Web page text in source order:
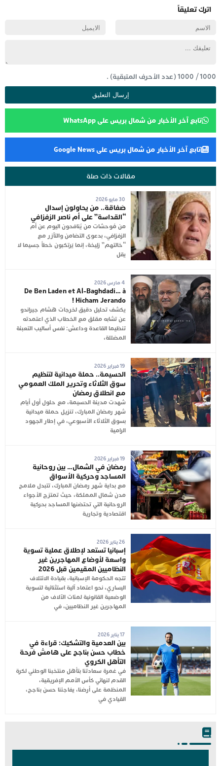
اترك تعليقاً
1000
/
1000(عدد الأحرف المتبقية) .
تابع آخر الأخبار من شمال بريس على WhatsApp
تابع آخر الأخبار من شمال بريس على Google News
مقالات ذات صلة
30 مايو 2026
صَفاقة.. من يحاولون إسدال
“القداسة” على أم ناصر الزفزافي
من مُوحشات من يُنافحون اليوم عن أم
الزفزافي، بدعوى التضامن والتآزر مع
“خالتهم” زليخة، إنما يَرتكبون خطأ جسيما لا
يقل
4 مارس 2026
De Ben Laden et Al-Baghdadi… à
Hicham Jerando !
يكشف تحليل دقيق لخرجات هشام جيراندو
عن تشابه مقلق مع الخطاب الذي اعتمدته
تنظيما القاعدة وداعش: نفس أساليب التعبئة
المضللة،
19 فبراير 2026
الحسيمة.. حملة ميدانية لتنظيم
سوق الثلاثاء وتحرير الملك العمومي
مع انطلاق رمضان
شهدت مدينة الحسيمة، مع حلول أول أيام
شهر رمضان المبارك، تنزيل حملة ميدانية
بسوق الثلاثاء الأسبوعي، في إطار الجهود
الرامية
19 فبراير 2026
رمضان في الشمال… بين روحانية
المساجد وحركية الأسواق
مع بداية شهر رمضان المبارك، تتبدل ملامح
مدن شمال المملكة، حيث تمتزج الأجواء
الروحانية التي تحتضنها المساجد بحركية
اقتصادية وتجارية
26 يناير 2026
إسبانيا تستعد لإطلاق عملية تسوية
واسعة لأوضاع المهاجرين غير
النظاميين المقيمين قبل 2026
تتجه الحكومة الإسبانية، بقيادة الائتلاف
اليساري، نحو اعتماد آلية استثنائية لتسوية
الوضعية القانونية لمئات الآلاف من
المهاجرين غير النظاميين، في
17 يناير 2026
بين العدمية والتشكيك: قراءة في
خطاب حسن بناجح على هامش فرحة
التأهل الكروي
في غمرة سعادتنا بتأهل منتخبنا الوطني لكرة
القدم لنهائي كأس الأمم الإفريقية،
المنظمة على أرضنا، يفاجئنا حسن بناجح،
القيادي في